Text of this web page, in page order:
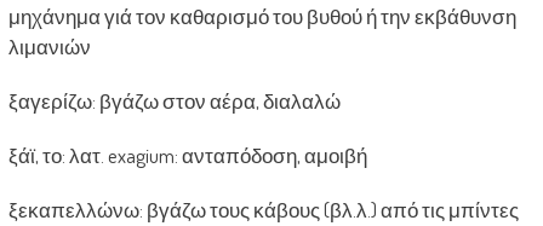
μηχάνημα γιά τον καθαρισμό του βυθού ή την εκβάθυνση
λιμανιών
ξαγερίζω: βγάζω στον αέρα, διαλαλώ
ξάϊ, το: λατ. exagium: ανταπόδοση, αμοιβή
ξεκαπελλώνω: βγάζω τους κάβους (βλ.λ.) από τις μπίντες